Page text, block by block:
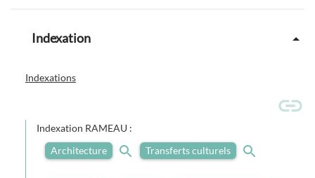
Indexation
Indexations
Indexation RAMEAU :
Architecture
Transferts culturels